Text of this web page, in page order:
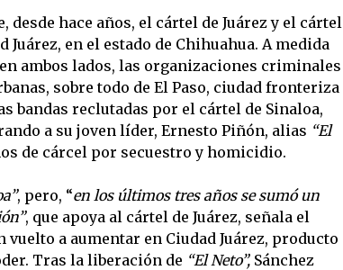
desde hace años, el cártel de Juárez y el cártel
en el estado de Chihuahua. A medida
ambos lados, las organizaciones criminales
sobre todo de El Paso, ciudad fronteriza
bandas reclutadas por el cártel de Sinaloa,
a su joven líder, Ernesto Piñón, alias “El
de cárcel por secuestro y homicidio.
, pero, “en los últimos tres años se sumó un
, que apoya al cártel de Juárez, señala el
a aumentar en Ciudad Juárez, producto
Tras la liberación de “El Neto”,Sánchez